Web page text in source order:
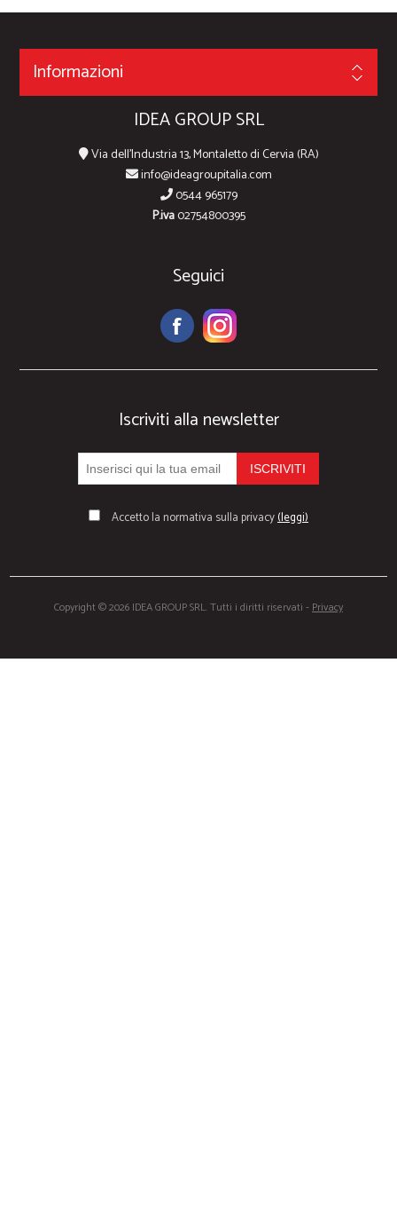
Informazioni
IDEA GROUP SRL
Via dell'Industria 13, Montaletto di Cervia (RA)
info@ideagroupitalia.com
0544 965179
P.iva02754800395
Seguici
Iscriviti alla newsletter
Accetto la normativa sulla privacy(leggi)
Copyright © 2026 IDEA GROUP SRL. Tutti i diritti riservati -Privacy